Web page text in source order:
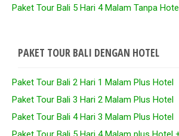
Paket Tour Bali 5 Hari 4 Malam Tanpa
PAKET TOUR BALI DENGAN HOTEL
Paket Tour Bali 2 Hari 1 Malam Plus Hotel
Paket Tour Bali 3 Hari 2 Malam Plus Hotel
Paket Tour Bali 4 Hari 3 Malam Plus Hotel